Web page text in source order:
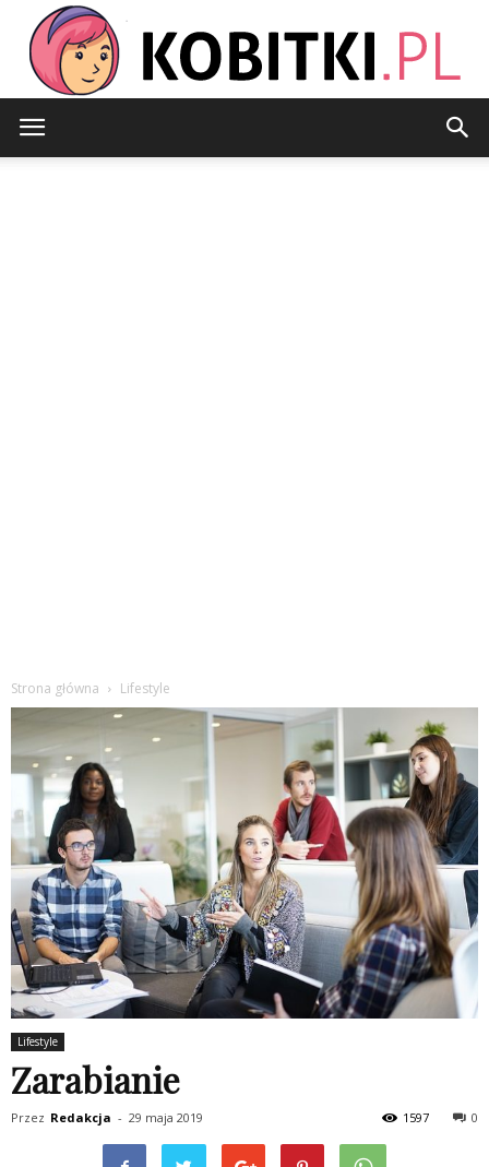
Strona główna Lifestyle
Lifestyle
Zarabianie
Przez Redakcja - 29 maja 2019 0
1597